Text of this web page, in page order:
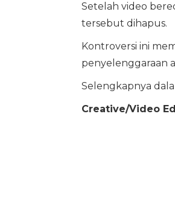
Setelah video
tersebut dihapus.
Kontroversi ini
penyelenggaraan
Selengkapnya
Creative/Video